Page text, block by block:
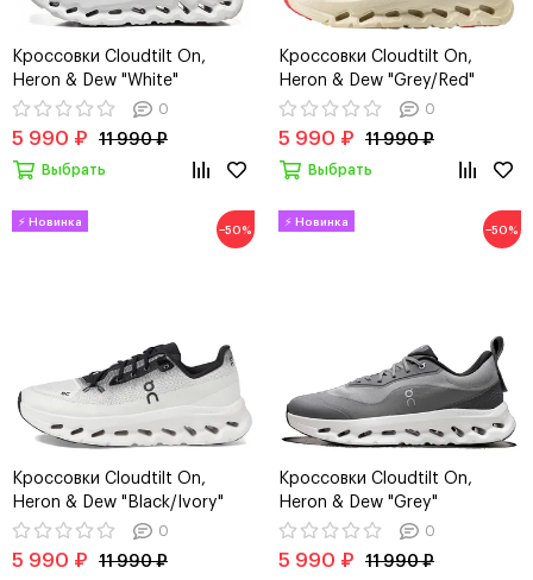
Кроссовки Cloudtilt On,
Heron & Dew "White"
0
5 990 ₽ 11 990 ₽
Выбрать
Кроссовки Cloudtilt On,
Heron & Dew "Grey/Red"
0
5 990 ₽ 11 990 ₽
Выбрать
−50%
Кроссовки Cloudtilt On,
Heron & Dew "Black/Ivory"
0
5 990 ₽ 11 990 ₽
−50%
Кроссовки Cloudtilt On,
Heron & Dew "Grey"
0
5 990 ₽ 11 990 ₽